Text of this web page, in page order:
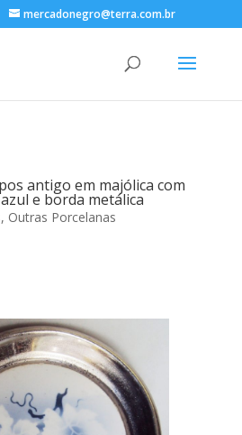
mercadonegro@terra.com.br
antigo em majólica com
e borda metálica
, Outras Porcelanas